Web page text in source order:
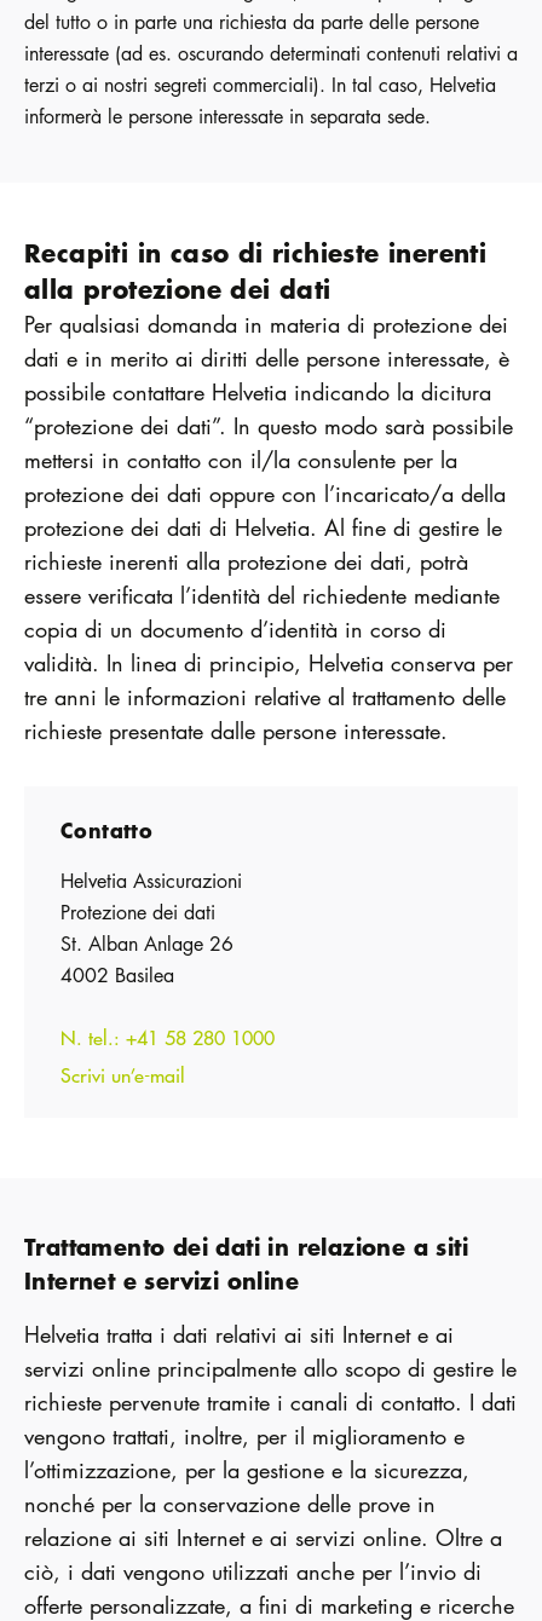
del tutto o in parte una richiesta da parte delle persone
interessate (ad es. oscurando determinati contenuti relativi a
terzi o ai nostri segreti commerciali). In tal caso, Helvetia
informerà le persone interessate in separata sede.
Recapiti in caso di richieste inerenti
alla protezione dei dati
Per qualsiasi domanda in materia di protezione dei
dati e in merito ai diritti delle persone interessate, è
possibile contattare Helvetia indicando la dicitura
“protezione dei dati”. In questo modo sarà possibile
mettersi in contatto con il/la consulente per la
protezione dei dati oppure con l’incaricato/a della
protezione dei dati di Helvetia. Al fine di gestire le
richieste inerenti alla protezione dei dati, potrà
essere verificata l’identità del richiedente mediante
copia di un documento d’identità in corso di
validità. In linea di principio, Helvetia conserva per
tre anni le informazioni relative al trattamento delle
richieste presentate dalle persone interessate.
Contatto
Helvetia Assicurazioni
Protezione dei dati
St. Alban Anlage 26
4002 Basilea
N. tel.: +41 58 280 1000
Scrivi un’e-mail
Trattamento dei dati in relazione a siti
Internet e servizi online
Helvetia tratta i dati relativi ai siti Internet e ai
servizi online principalmente allo scopo di gestire le
richieste pervenute tramite i canali di contatto. I dati
vengono trattati, inoltre, per il miglioramento e
l’ottimizzazione, per la gestione e la sicurezza,
nonché per la conservazione delle prove in
relazione ai siti Internet e ai servizi online. Oltre a
ciò, i dati vengono utilizzati anche per l’invio di
offerte personalizzate, a fini di marketing e ricerche